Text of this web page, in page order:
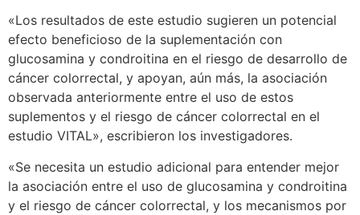
«Los resultados de este estudio sugieren un potencial
efecto beneficioso de la suplementación con
glucosamina y condroitina en el riesgo de desarrollo de
cáncer colorrectal, y apoyan, aún más, la asociación
observada anteriormente entre el uso de estos
suplementos y el riesgo de cáncer colorrectal en el
estudio VITAL», escribieron los investigadores.
«Se necesita un estudio adicional para entender mejor
la asociación entre el uso de glucosamina y condroitina
y el riesgo de cáncer colorrectal, y los mecanismos por